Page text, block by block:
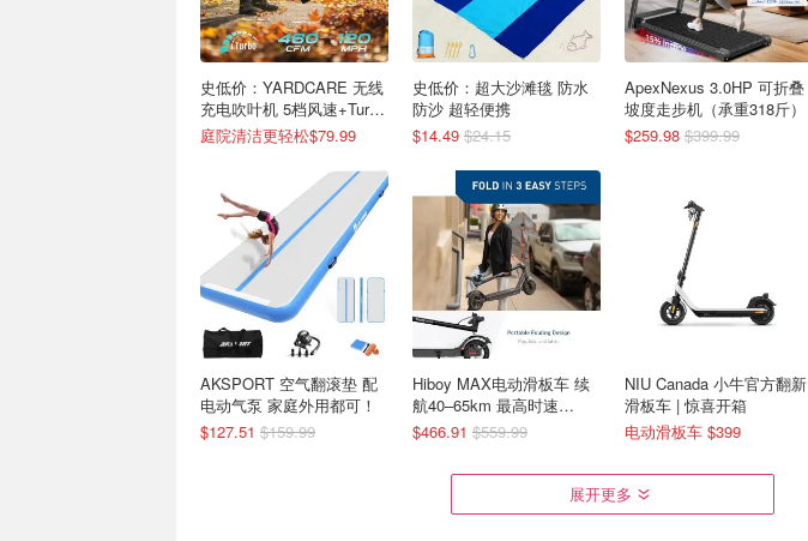
史低价：YARDCARE 无线
充电吹叶机 5档风速+Turbo
模式
庭院清洁更轻松$79.99
AKSPORT 空气翻滚垫 配
电动气泵 家庭外用都可！
$127.51 $159.99
史低价：超大沙滩毯 防水
防沙 超轻便携
$14.49 $24.15
Hiboy MAX电动滑板车 续
航40–65km 最高时速
30km/h
$466.91 $559.99
ApexNexus 3.0HP 可折叠
坡度走步机（承重318斤）
$259.98 $399.99
NIU Canada 小牛官方翻新
滑板车 | 惊喜开箱
电动滑板车 $399
展开更多